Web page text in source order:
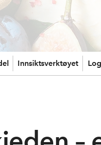
Innsiktsverktøyet